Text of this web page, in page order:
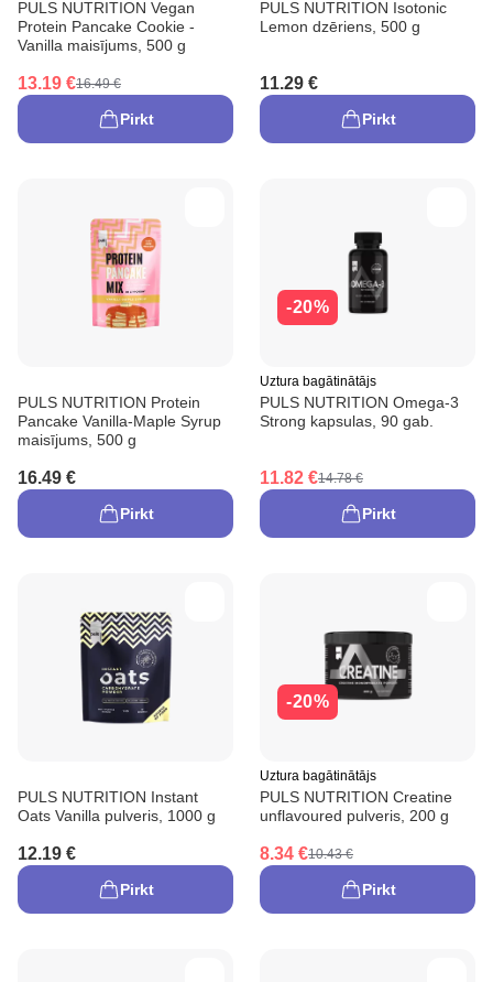
PULS NUTRITION Vegan
Protein Pancake Cookie -
Vanilla maisījums, 500 g
13.19 €16.49 €
Pirkt
PULS NUTRITION Isotonic
Lemon dzēriens, 500 g
11.29 €
Pirkt
PULS NUTRITION Protein
Pancake Vanilla-Maple Syrup
maisījums, 500 g
16.49 €
Pirkt
-20%
Uztura bagātinātājs
PULS NUTRITION Omega-3
Strong kapsulas, 90 gab.
11.82 €14.78 €
Pirkt
PULS NUTRITION Instant
Oats Vanilla pulveris, 1000 g
12.19 €
Pirkt
-20%
Uztura bagātinātājs
PULS NUTRITION Creatine
unflavoured pulveris, 200 g
8.34 €10.43 €
Pirkt